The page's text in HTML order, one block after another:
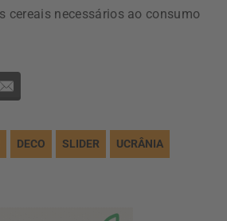
cereais necessários ao consumo
DECO SLIDER UCRÂNIA